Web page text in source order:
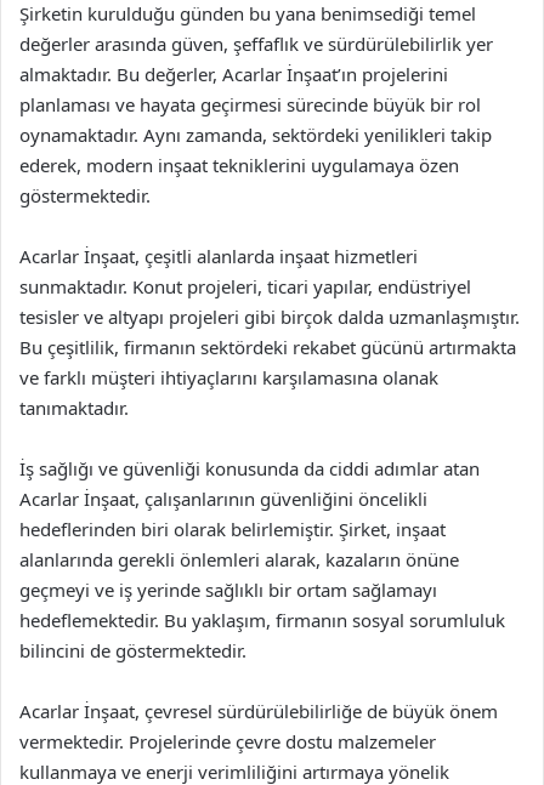
Şirketin kurulduğu günden bu yana benimsediği temel
değerler arasında güven, şeffaflık ve sürdürülebilirlik yer
almaktadır. Bu değerler, Acarlar İnşaat’ın projelerini
planlaması ve hayata geçirmesi sürecinde büyük bir rol
oynamaktadır. Aynı zamanda, sektördeki yenilikleri takip
ederek, modern inşaat tekniklerini uygulamaya özen
göstermektedir.
Acarlar İnşaat, çeşitli alanlarda inşaat hizmetleri
sunmaktadır. Konut projeleri, ticari yapılar, endüstriyel
tesisler ve altyapı projeleri gibi birçok dalda uzmanlaşmıştır.
Bu çeşitlilik, firmanın sektördeki rekabet gücünü artırmakta
ve farklı müşteri ihtiyaçlarını karşılamasına olanak
tanımaktadır.
İş sağlığı ve güvenliği konusunda da ciddi adımlar atan
Acarlar İnşaat, çalışanlarının güvenliğini öncelikli
hedeflerinden biri olarak belirlemiştir. Şirket, inşaat
alanlarında gerekli önlemleri alarak, kazaların önüne
geçmeyi ve iş yerinde sağlıklı bir ortam sağlamayı
hedeflemektedir. Bu yaklaşım, firmanın sosyal sorumluluk
bilincini de göstermektedir.
Acarlar İnşaat, çevresel sürdürülebilirliğe de büyük önem
vermektedir. Projelerinde çevre dostu malzemeler
kullanmaya ve enerji verimliliğini artırmaya yönelik